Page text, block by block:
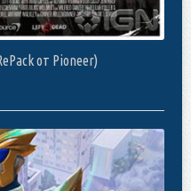
от Pioneer)